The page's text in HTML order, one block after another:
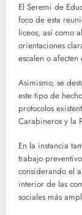
El Seremi de
foco de esta
liceos, así como
orientaciones
escalen o
Asimismo, se
este tipo de
protocolos
Carabineros y la
En la instancia
trabajo
considerando el
interior de las
sociales más